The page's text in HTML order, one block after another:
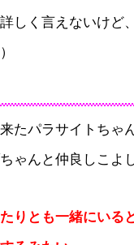
しく言えないけど
たパラサイトちゃ
ゃんと仲良しこよ
りとも一緒にいる